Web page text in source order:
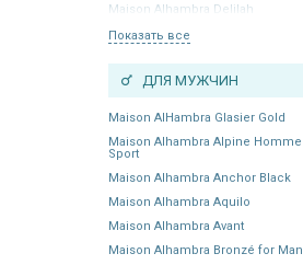
Maison Alhambra Delilah
Показать все
ДЛЯ МУЖЧИН
Maison AlHambra Glasier Gold
Maison Alhambra Alpine Homme
Sport
Maison Alhambra Anchor Black
Maison Alhambra Aquilo
Maison Alhambra Avant
Maison Alhambra Bronzé for Man